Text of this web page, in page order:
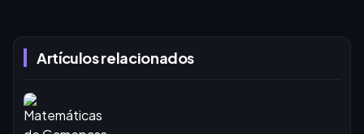
Artículos relacionados